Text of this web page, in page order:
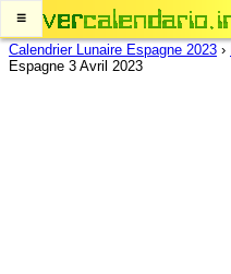
≡
Calendrier Lunaire Espagne 2023 ›
Espagne 3 Avril 2023